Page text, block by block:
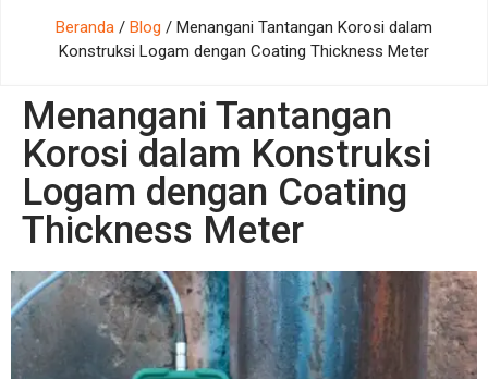
Beranda / Blog / Menangani Tantangan Korosi dalam
Konstruksi Logam dengan Coating Thickness Meter
Menangani Tantangan
Korosi dalam Konstruksi
Logam dengan Coating
Thickness Meter